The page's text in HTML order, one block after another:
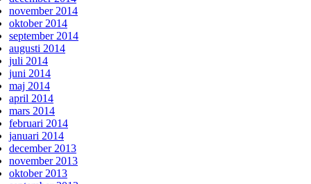
november 2014
oktober 2014
september 2014
augusti 2014
juli 2014
juni 2014
maj 2014
april 2014
mars 2014
februari 2014
januari 2014
december 2013
november 2013
oktober 2013